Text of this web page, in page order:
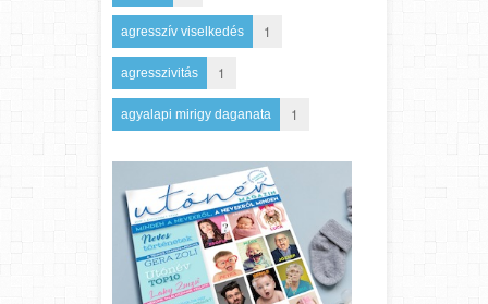
agresszív viselkedés 1
agresszivitás 1
agyalapi mirigy daganata 1